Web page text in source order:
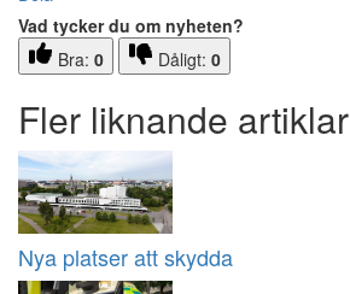
Vad tycker du om nyheten?
Bra: 0 Dåligt: 0
Fler liknande artiklar
Nya platser att skydda